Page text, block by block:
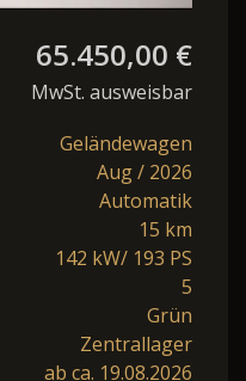
65.450,00 €
MwSt. ausweisbar
Geländewagen
Aug / 2026
Automatik
15 km
142 kW/ 193 PS
5
Grün
Zentrallager
ab ca. 19.08.2026